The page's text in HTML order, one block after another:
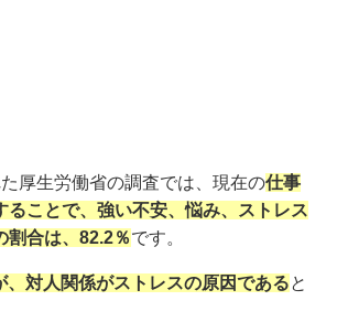
厚生労働省の調査では、現在の仕事
ることで、強い不安、悩み、ストレス
割合は、82.2％です。
、対人関係がストレスの原因であると